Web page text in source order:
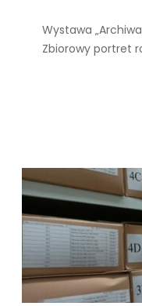
Wystawa
Zbiorowy portret